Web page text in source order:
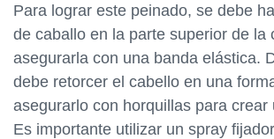
Para lograr este peinado, se debe
de caballo en la parte superior de la
asegurarla con una banda elástica.
debe retorcer el cabello en una
asegurarlo con horquillas para crear
Es importante utilizar un spray